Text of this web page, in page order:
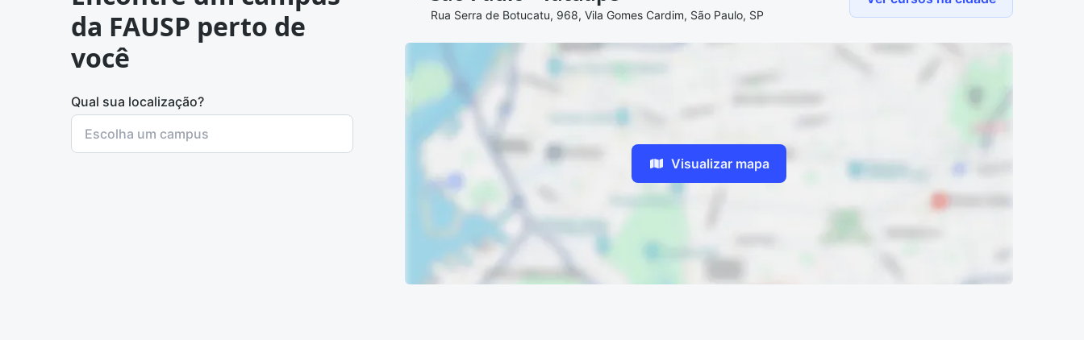
da FAUSP perto de
você
Qual sua localização?
Rua Serra de Botucatu, 968, Vila Gomes Cardim, São Paulo, SP
Visualizar mapa